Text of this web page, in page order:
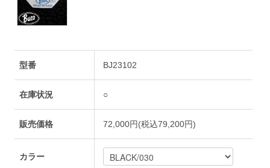
型番 BJ23102
在庫状況 ○
販売価格 72,000円(税込79,200円)
カラー